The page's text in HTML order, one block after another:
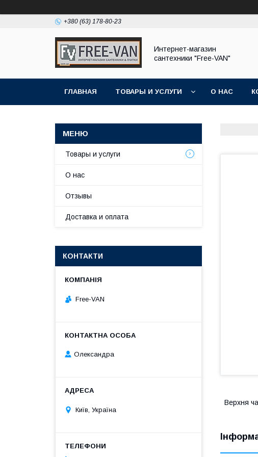
+380 (63) 178-80-23
Интернет-магазин
сантехники "Free-VAN"
ГЛАВНАЯ ТОВАРЫ И УСЛУГИ О НАС
Верхня
Товары и услуги
О нас
Отзывы
Доставка и оплата
КОНТАКТИ
Free-VAN
Олександра
Київ, Україна